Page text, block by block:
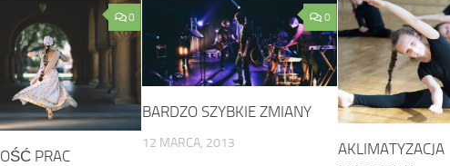
0
PRAC
0
BARDZO SZYBKIE ZMIANY
12 MARCA, 2013
AKLIMATYZACJA